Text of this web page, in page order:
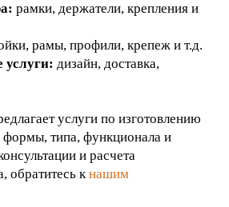
рамки, держатели, крепления и
рамы, профили, крепеж и т.д.
услуги: дизайн, доставка,
услуги по изготовлению
формы, типа, функционала и
и расчета
обратитесь кнашим